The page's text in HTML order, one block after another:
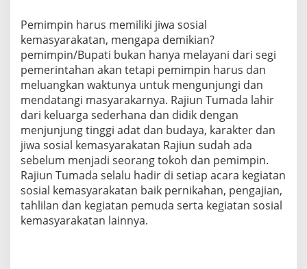
Pemimpin harus memiliki jiwa sosial
kemasyarakatan, mengapa demikian?
pemimpin/Bupati bukan hanya melayani dari segi
pemerintahan akan tetapi pemimpin harus dan
meluangkan waktunya untuk mengunjungi dan
mendatangi masyarakarnya. Rajiun Tumada lahir
dari keluarga sederhana dan didik dengan
menjunjung tinggi adat dan budaya, karakter dan
jiwa sosial kemasyarakatan Rajiun sudah ada
sebelum menjadi seorang tokoh dan pemimpin.
Rajiun Tumada selalu hadir di setiap acara kegiatan
sosial kemasyarakatan baik pernikahan, pengajian,
tahlilan dan kegiatan pemuda serta kegiatan sosial
kemasyarakatan lainnya.